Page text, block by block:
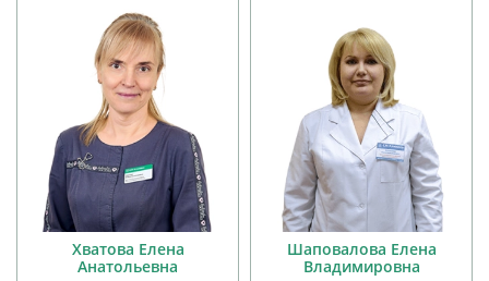
Хватова Елена
Анатольевна
Шаповалова Елена
Владимировна